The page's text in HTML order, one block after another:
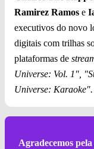
Ramirez Ramos e
executivos do novo
digitais com trilhas
plataformas de
Universe: Vol. 1",
Universe: Karaoke".
Agradecemos